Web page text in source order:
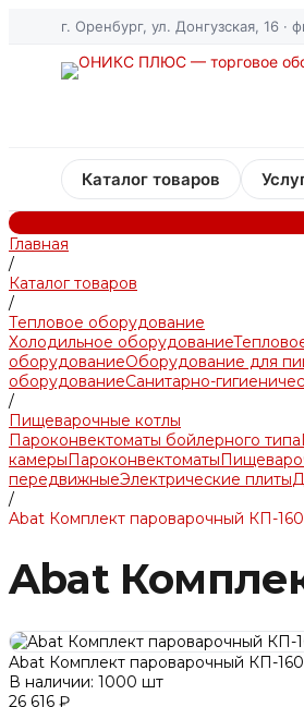
г. Оренбург, ул. Донгузская, 16 ·
Каталог товаров
Главная
/
Каталог товаров
/
Тепловое оборудование
Холодильное оборудование
оборудованиеОборудование для
оборудованиеСанитарно-
/
Пищеварочные котлы
Пароконвектоматы бойлерного типа
камерыПароконвектоматы
передвижныеЭлектрические плиты
/
Abat Комплект пароварочный КП-160
Abat
Abat Комплект пароварочный КП-160
В наличии: 1000 шт
26 616 ₽